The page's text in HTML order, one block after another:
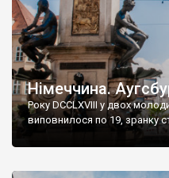
Німеччина.
Року DCCLXVIII у двох
виповнилося по 19, зранку